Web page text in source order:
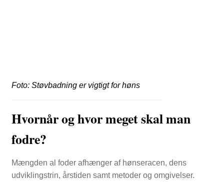
Foto: Støvbadning er vigtigt for høns
Hvornår og hvor meget skal man
fodre?
Mængden al foder afhænger af hønseracen, dens
udviklingstrin, årstiden samt metoder og omgivelser.